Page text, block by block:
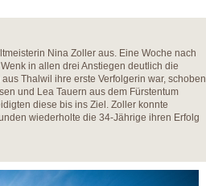
Nina Zoller aus. Eine Woche nach
in allen drei Anstiegen deutlich die
Thalwil ihre erste Verfolgerin war, schoben
und Lea Tauern aus dem Fürstentum
diese bis ins Ziel. Zoller konnte
wiederholte die 34-Jährige ihren Erfolg